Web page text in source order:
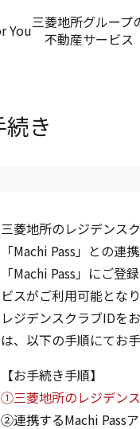
You三菱地所グループ
不動産サービス
き
三菱地所のレジデンス
「Machi Pass」との連
「Machi Pass」にご
ビスがご利用可能となり
レジデンスクラブIDを
は、以下の手順にてお
【お手続き手順】
①三菱地所のレジデン
②連携するMachi Pass